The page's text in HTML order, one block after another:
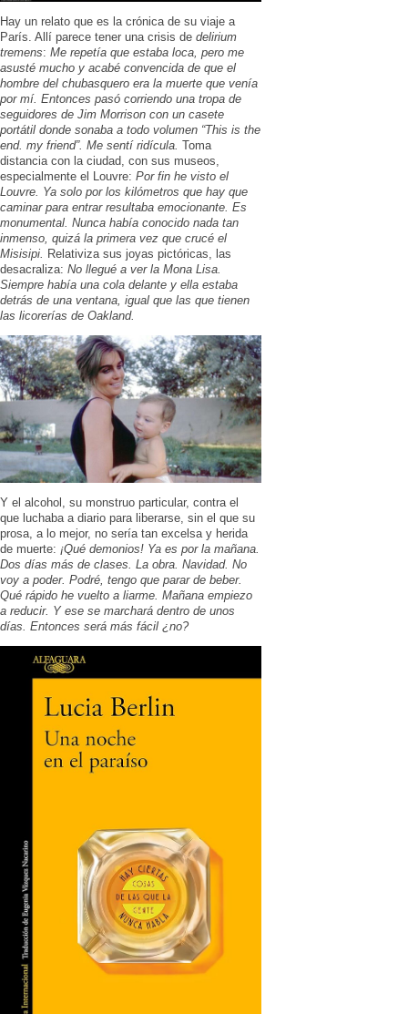
Hay un relato que es la crónica de su viaje a
París. Allí parece tener una crisis de delirium
tremens: Me repetía que estaba loca, pero me
asusté mucho y acabé convencida de que el
hombre del chubasquero era la muerte que venía
por mí. Entonces pasó corriendo una tropa de
seguidores de Jim Morrison con un casete
portátil donde sonaba a todo volumen “This is the
end. my friend”. Me sentí ridícula. Toma
distancia con la ciudad, con sus museos,
especialmente el Louvre: Por fin he visto el
Louvre. Ya solo por los kilómetros que hay que
caminar para entrar resultaba emocionante. Es
monumental. Nunca había conocido nada tan
inmenso, quizá la primera vez que crucé el
Misisipi. Relativiza sus joyas pictóricas, las
desacraliza: No llegué a ver la Mona Lisa.
Siempre había una cola delante y ella estaba
detrás de una ventana, igual que las que tienen
las licorerías de Oakland.
Y el alcohol, su monstruo particular, contra el
que luchaba a diario para liberarse, sin el que su
prosa, a lo mejor, no sería tan excelsa y herida
de muerte: ¡Qué demonios! Ya es por la mañana.
Dos días más de clases. La obra. Navidad. No
voy a poder. Podré, tengo que parar de beber.
Qué rápido he vuelto a liarme. Mañana empiezo
a reducir. Y ese se marchará dentro de unos
días. Entonces será más fácil ¿no?